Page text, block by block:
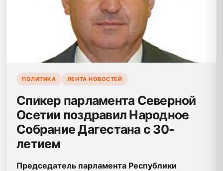
ПОЛИТИКА ЛЕНТА НОВОСТЕЙ
Спикер парламента Северной
Осетии поздравил Народное
Собрание Дагестана с 30-
летием
Председатель парламента Республики